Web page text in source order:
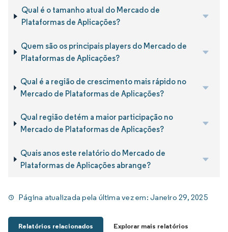
Qual é o tamanho atual do Mercado de
Plataformas de Aplicações?
Quem são os principais players do Mercado de
Plataformas de Aplicações?
Qual é a região de crescimento mais rápido no
Mercado de Plataformas de Aplicações?
Qual região detém a maior participação no
Mercado de Plataformas de Aplicações?
Quais anos este relatório do Mercado de
Plataformas de Aplicações abrange?
Página atualizada pela última vez em:Janeiro 29, 2025
Relatórios relacionados Explorar mais relatórios